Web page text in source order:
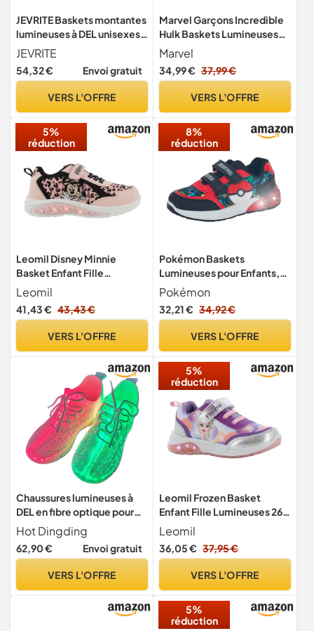
JEVRITE Baskets montantes
lumineuses à DEL unisexes –
Chargement USB pour
homme et femme –
Chaussures de couple,
JEVRITE
54,32 € Envoi gratuit
VERS L'OFFRE
Marvel Garçons Incredible
Hulk Baskets Lumineuses
Enfants Avengers
Chaussures de Skate
Baskets, Vert, 9 UK Child
Marvel
34,99 € 37,99 €
VERS L'OFFRE
5%
réduction
Leomil Disney Minnie
Basket Enfant Fille
Lumineuses 24, Rose
Leomil
41,43 € 43,43 €
VERS L'OFFRE
8%
réduction
Pokémon Baskets
Lumineuses pour Enfants,
Chaussures de Sport
Clignotantes à LED avec
lumières, pour Filles et
Pokémon
32,21 € 34,92 €
VERS L'OFFRE
Chaussures lumineuses à
DEL en fibre optique pour
homme et femme - Baskets
lumineuses pour festivals,
fêtes de Noël, danse,
lumineuses clignotantes,
Hot Dingding
62,90 € Envoi gratuit
VERS L'OFFRE
5%
réduction
Leomil Frozen Basket
Enfant Fille Lumineuses 26,
Multicolore
Leomil
36,05 € 37,95 €
VERS L'OFFRE
5%
réduction